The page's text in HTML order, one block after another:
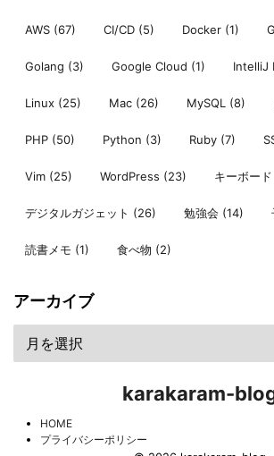
AWS (67) CI/CD (5) Docker (1)
Golang (3) Google Cloud (1) IntelliJ
Linux (25) Mac (26) MySQL (8)
PHP (50) Python (3) Ruby (7)
Vim (25) WordPress (23) キーボード
デジタルガジェット (26) 勉強会 (14)
読書メモ (1) 食べ物 (2)
アーカイブ
karakaram-
HOME
プライバシーポリシー